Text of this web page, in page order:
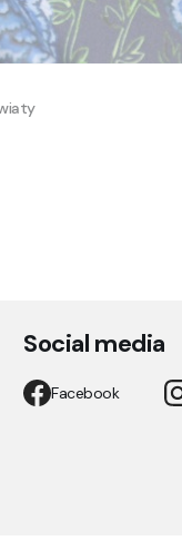
Social media
Facebook